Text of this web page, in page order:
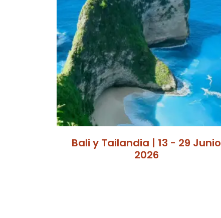
Bali y Tailandia | 13 - 29 Junio
2026